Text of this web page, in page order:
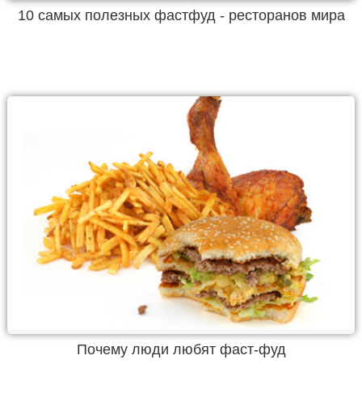
10 самых полезных фастфуд - ресторанов мира
Почему люди любят фаст-фуд